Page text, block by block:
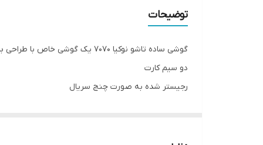
توضیحات
گوشی ساده تاشو نوکیا 7070 یک گوشی خاص با طراحی برجسته و شکل ها و برش های هندسی
دو سیم کارت
رجیستر شده به صورت چنج سریال